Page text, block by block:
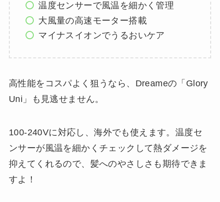
温度センサーで風温を細かく管理
大風量の高速モーター搭載
マイナスイオンでうるおいケア
高性能をコスパよく狙うなら、Dreameの「Glory
Uni」も見逃せません。
100-240Vに対応し、海外でも使えます。温度セ
ンサーが風温を細かくチェックして熱ダメージを
抑えてくれるので、髪へのやさしさも期待できま
すよ！